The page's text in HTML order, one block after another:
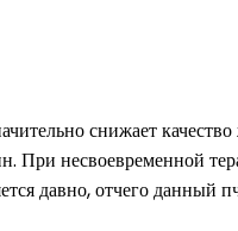
снижает
несвоевременной
давно, отчего данный